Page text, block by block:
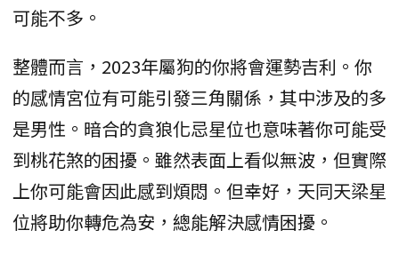
可能不多。
整體而言，2023年屬狗的你將會運勢吉利。你
的感情宮位有可能引發三角關係，其中涉及的多
是男性。暗合的貪狼化忌星位也意味著你可能受
到桃花煞的困擾。雖然表面上看似無波，但實際
上你可能會因此感到煩悶。但幸好，天同天梁星
位將助你轉危為安，總能解決感情困擾。